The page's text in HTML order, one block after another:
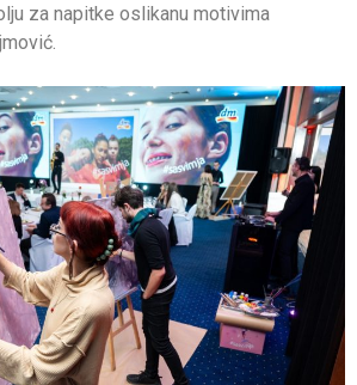
za napitke oslikanu motivima